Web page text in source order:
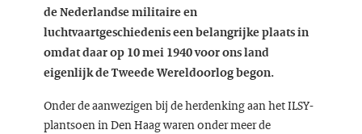
de Nederlandse militaire en
luchtvaartgeschiedenis een belangrijke plaats in
omdat daar op 10 mei 1940 voor ons land
eigenlijk de Tweede Wereldoorlog begon.
Onder de aanwezigen bij de herdenking aan het ILSY-
plantsoen in Den Haag waren onder meer de